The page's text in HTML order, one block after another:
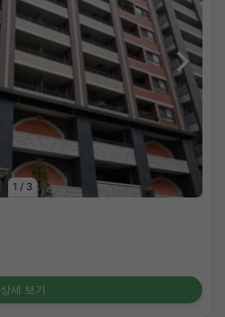
1 / 3
상세 보기